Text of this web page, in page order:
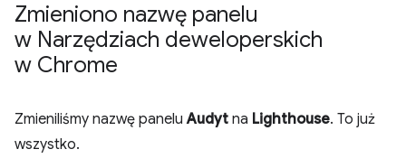
Zmieniono nazwę panelu
w Narzędziach deweloperskich
w Chrome
Zmieniliśmy nazwę paneluAudyt na Lighthouse. To już
wszystko.